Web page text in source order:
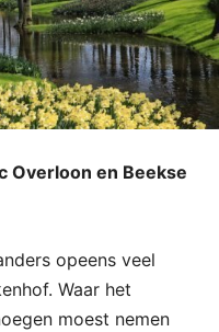
Overloon en Beekse
opeens veel
Waar het
moest nemen